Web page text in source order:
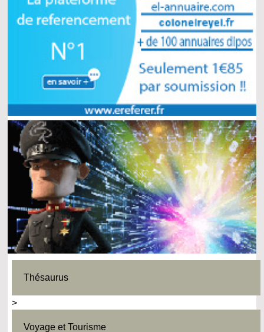
Thésaurus
>
Voyage et Tourisme